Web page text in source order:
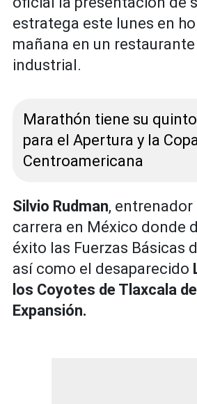
estratega este lunes en
mañana en un
industrial.
Marathón tiene su
para el Apertura y la
Centroamericana
Silvio Rudman, entrenador
carrera en México donde
éxito las Fuerzas Básicas
así como el desaparecido
los Coyotes de Tlaxcala
Expansión.